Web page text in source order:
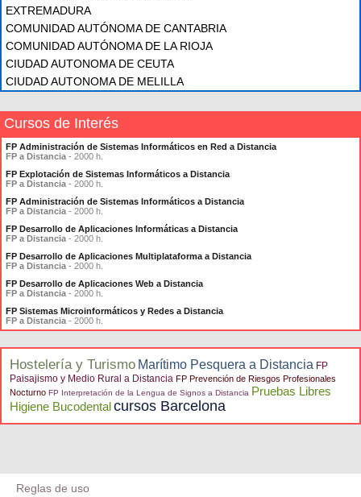
EXTREMADURA
COMUNIDAD AUTÓNOMA DE CANTABRIA
COMUNIDAD AUTÓNOMA DE LA RIOJA
CIUDAD AUTONOMA DE CEUTA
CIUDAD AUTONOMA DE MELILLA
Cursos de Interés
FP Administración de Sistemas Informáticos en Red a Distancia
FP a Distancia - 2000 h.
FP Explotación de Sistemas Informáticos a Distancia
FP a Distancia - 2000 h.
FP Administración de Sistemas Informáticos a Distancia
FP a Distancia - 2000 h.
FP Desarrollo de Aplicaciones Informáticas a Distancia
FP a Distancia - 2000 h.
FP Desarrollo de Aplicaciones Multiplataforma a Distancia
FP a Distancia - 2000 h.
FP Desarrollo de Aplicaciones Web a Distancia
FP a Distancia - 2000 h.
FP Sistemas Microinformáticos y Redes a Distancia
FP a Distancia - 2000 h.
Hostelería y Turismo Marítimo Pesquera a Distancia FP
Paisajismo y Medio Rural a Distancia FP Prevención de Riesgos Profesionales
Nocturno FP Interpretación de la Lengua de Signos a Distancia Pruebas Libres
Higiene Bucodentalcursos Barcelona
Reglas de uso